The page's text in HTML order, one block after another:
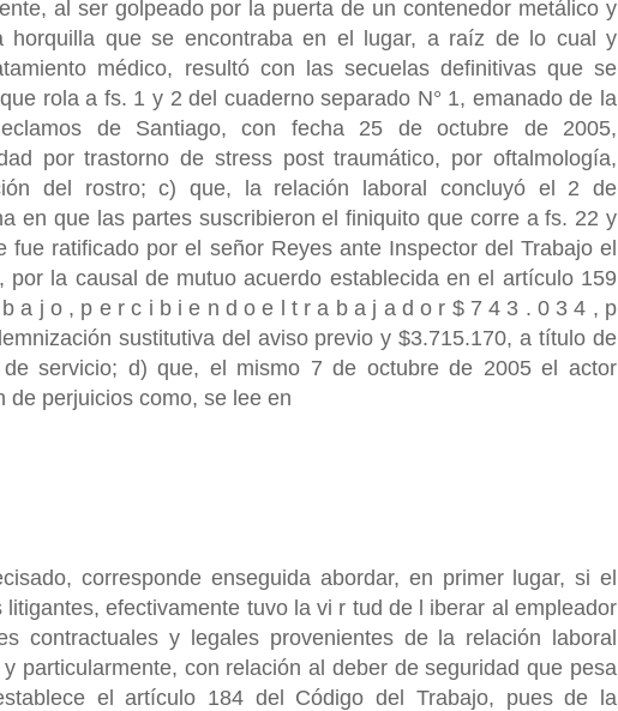
al ser golpeado por la puerta de un contenedor metálico y
horquilla que se encontraba en el lugar, a raíz de lo cual y
médico, resultó con las secuelas definitivas que se
rola a fs. 1 y 2 del cuaderno separado N° 1, emanado de la
de Santiago, con fecha 25 de octubre de 2005,
por trastorno de stress post traumático, por oftalmología,
del rostro; c) que, la relación laboral concluyó el 2 de
en que las partes suscribieron el finiquito que corre a fs. 22 y
fue ratificado por el señor Reyes ante Inspector del Trabajo el
por la causal de mutuo acuerdo establecida en el artículo 159
a j o , p e r c i b i e n d o e l t r a b a j a d o r $ 7 4 3 . 0 3 4 , p
sustitutiva del aviso previo y $3.715.170, a título de
de servicio; d) que, el mismo 7 de octubre de 2005 el actor
de perjuicios como, se lee en
corresponde enseguida abordar, en primer lugar, si el
efectivamente tuvo la vi r tud de l iberar al empleador
contractuales y legales provenientes de la relación laboral
particularmente, con relación al deber de seguridad que pesa
el artículo 184 del Código del Trabajo, pues de la